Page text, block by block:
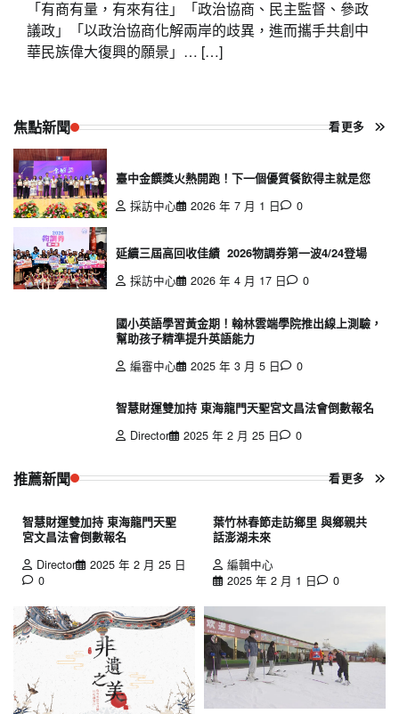
「有商有量，有來有往」「政治協商、民主監督、參政
議政」「以政治協商化解兩岸的歧異，進而攜手共創中
華民族偉大復興的願景」… […]
焦點新聞 看更多
臺中金饌獎火熱開跑！下一個優質餐飲得主就是您
採訪中心
2026 年 7 月 1 日 0
延續三屆高回收佳績 2026物調券第一波4/24登場
採訪中心
2026 年 4 月 17 日 0
國小英語學習黃金期！翰林雲端學院推出線上測驗，
幫助孩子精準提升英語能力
編審中心
2025 年 3 月 5 日 0
智慧財運雙加持 東海龍門天聖宮文昌法會倒數報名
Director
2025 年 2 月 25 日 0
推薦新聞 看更多
智慧財運雙加持 東海龍門天聖
宮文昌法會倒數報名
Director
2025 年 2 月 25 日
0
葉竹林春節走訪鄉里 與鄉親共
話澎湖未來
編輯中心
2025 年 2 月 1 日
0